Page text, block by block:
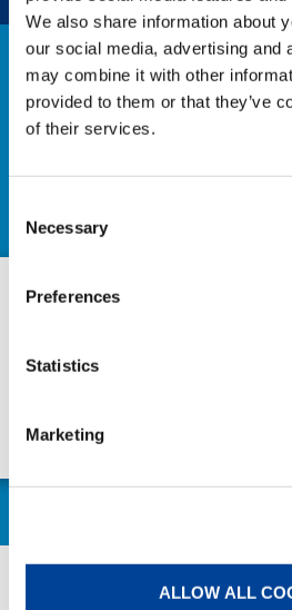
We also share information about
our social media, advertising and
may combine it with other
provided to them or that they’ve
of their services.
Selection
Necessary
Preferences
Statistics
Marketing
ALLOW ALL
NOTICIAS
EXPLORAR TODAS LAS
MPM ADQUIERE LA
REGIÓN PANAMERICANA